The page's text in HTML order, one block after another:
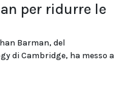
per ridurre le
Barman, del
di Cambridge, ha messo a